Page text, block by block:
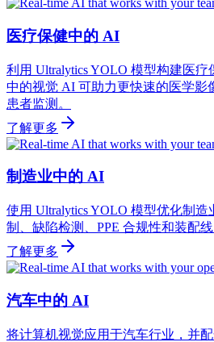
医疗保健中的 AI
利用 Ultralytics YOLO 模型构建医
中的视觉 AI 可助力更快速的医学影
患者监测。
了解更多
制造业中的 AI
使用 Ultralytics YOLO 模型优化制
制、缺陷检测、PPE 合规性和装配线
了解更多
汽车中的 AI
将计算机视觉应用于汽车行业，并